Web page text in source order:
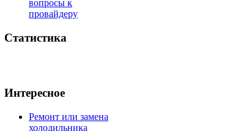
вопросы к
провайдеру
Статистика
Интересное
Ремонт или замена
холодильника